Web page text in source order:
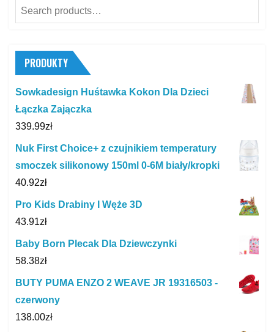
Search
for:
PRODUKTY
Sowkadesign Huśtawka Kokon Dla Dzieci
Łączka Zajączka
339.99zł
Nuk First Choice+ z czujnikiem temperatury
smoczek silikonowy 150ml 0-6M biały/kropki
40.92zł
Pro Kids Drabiny I Węże 3D
43.91zł
Baby Born Plecak Dla Dziewczynki
58.38zł
BUTY PUMA ENZO 2 WEAVE JR 19316503 -
czerwony
138.00zł